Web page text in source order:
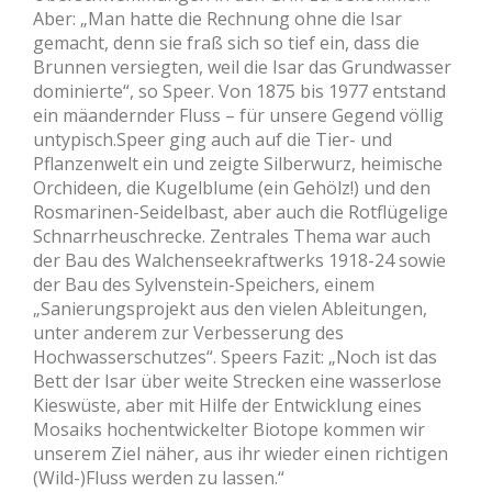
Aber: „Man hatte die Rechnung ohne die Isar
gemacht, denn sie fraß sich so tief ein, dass die
Brunnen versiegten, weil die Isar das Grundwasser
dominierte“, so Speer. Von 1875 bis 1977 entstand
ein mäandernder Fluss – für unsere Gegend völlig
untypisch.Speer ging auch auf die Tier- und
Pflanzenwelt ein und zeigte Silberwurz, heimische
Orchideen, die Kugelblume (ein Gehölz!) und den
Rosmarinen-Seidelbast, aber auch die Rotflügelige
Schnarrheuschrecke. Zentrales Thema war auch
der Bau des Walchenseekraftwerks 1918-24 sowie
der Bau des Sylvenstein-Speichers, einem
„Sanierungsprojekt aus den vielen Ableitungen,
unter anderem zur Verbesserung des
Hochwasserschutzes“. Speers Fazit: „Noch ist das
Bett der Isar über weite Strecken eine wasserlose
Kieswüste, aber mit Hilfe der Entwicklung eines
Mosaiks hochentwickelter Biotope kommen wir
unserem Ziel näher, aus ihr wieder einen richtigen
(Wild-)Fluss werden zu lassen.“